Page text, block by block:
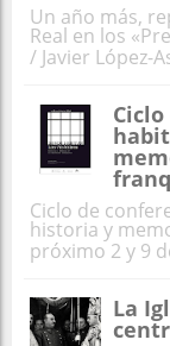
Un año más,
Real en los
/ Javier López-
Ciclo de
historia y
próximo 2 y 9
La